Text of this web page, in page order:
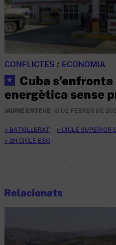
CONFLICTES / ECONOMIA
★
Cuba
energètica sense
JAUME ESTEVE 16 DE FEBRER DE
BATXILLERAT CICLE SUPERIOR
2N CICLE ESO
Relacionats